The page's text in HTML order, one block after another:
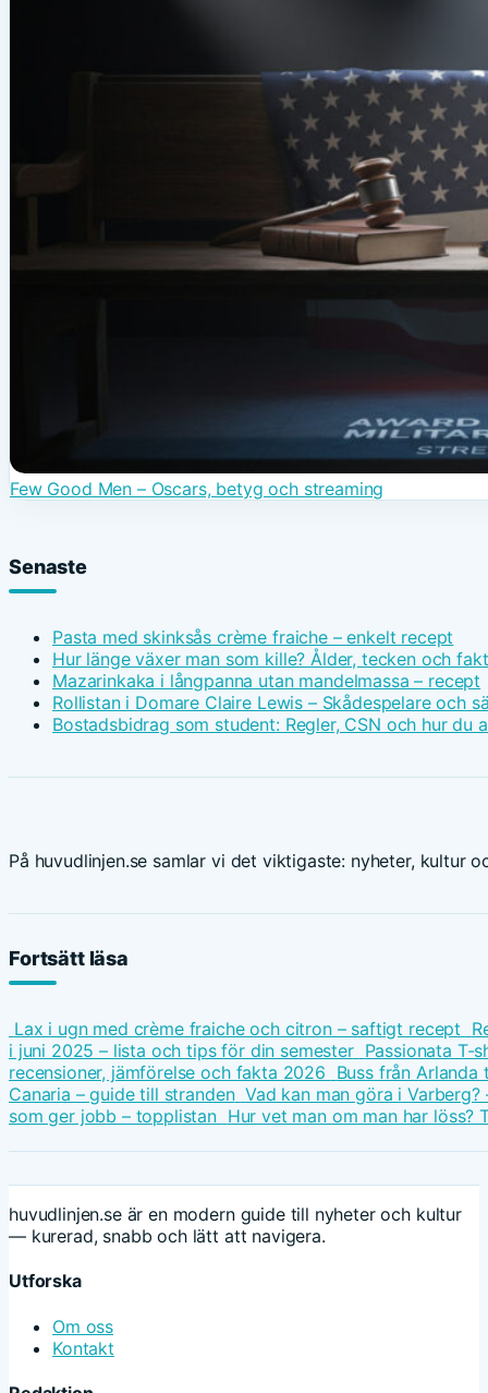
Few Good Men – Oscars, betyg och streaming
Senaste
Pasta med skinksås crème fraiche – enkelt recept
Hur länge växer man som kille? Ålder, tecken och
Mazarinkaka i långpanna utan mandelmassa – recept
Rollistan i Domare Claire Lewis – Skådespelare och
Bostadsbidrag som student: Regler, CSN och hur du
På huvudlinjen.se samlar vi det viktigaste: nyheter, kultur
Fortsätt läsa
Lax i ugn med crème fraiche och citron – saftigt recept
i juni 2025 – lista och tips för din semester Passionata T-
recensioner, jämförelse och fakta 2026 Buss från Arlanda
Canaria – guide till stranden Vad kan man göra i
som ger jobb – topplistan Hur vet man om man har löss?
huvudlinjen.se är en modern guide till nyheter och kultur
— kurerad, snabb och lätt att navigera.
Utforska
Om oss
Kontakt